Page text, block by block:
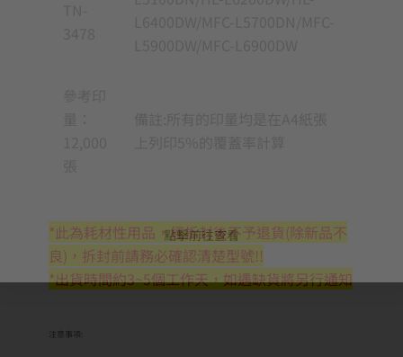
*此為耗材性用品，經拆封後不予退貨(除新品不
良)，拆封前請務必確認清楚型號!!
*出貨時間約3~5個工作天，如遇缺貨將另行通知
注意事項:
點擊前往查看